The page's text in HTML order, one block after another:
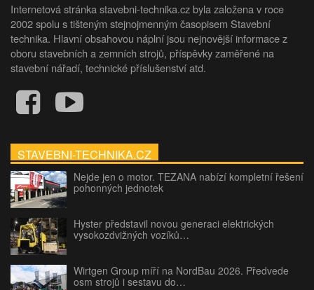
Internetová stránka stavebni-technika.cz byla založena v roce
2002 spolu s tišteným stejnojmenným časopisem Stavební
technika. Hlavní obsahovou náplní jsou nejnovější informace z
oboru stavebních a zemních strojů, příspěvky zaměřené na
stavební nářadí, technické příslušenství atd.
STAVEBNI-TECHNIKA.CZ
Nejde jen o motor. TEZANA nabízí kompletní řešení
pohonných jednotek
Hyster představil novou generaci elektrických
vysokozdvižných vozíků…
Wirtgen Group míří na NordBau 2026. Předvede
osm strojů i sestavu do…